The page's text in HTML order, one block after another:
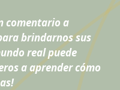
comentario a
brindarnos sus
real puede
a aprender cómo